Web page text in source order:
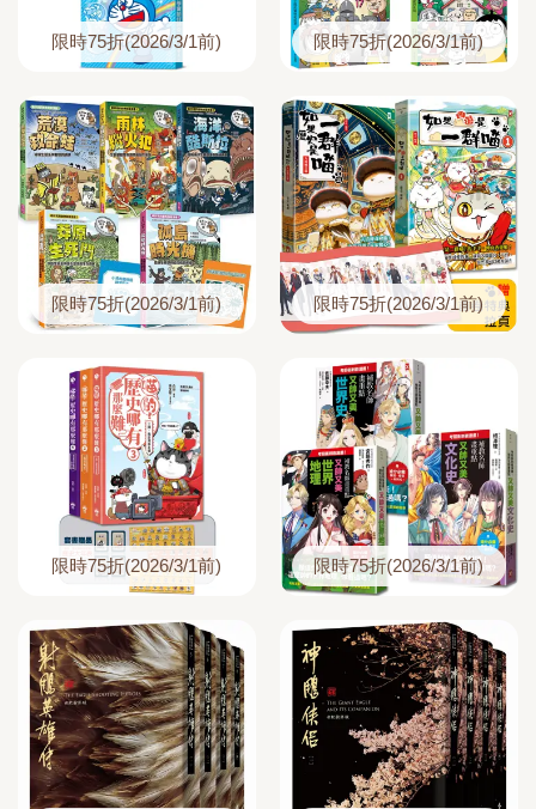
限時75折(2026/3/1前) 限時75折(2026/3/1前)
限時75折(2026/3/1前) 限時75折(2026/3/1前)
限時75折(2026/3/1前) 限時75折(2026/3/1前)